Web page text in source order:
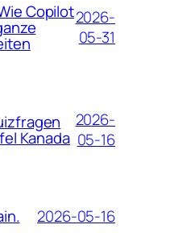
Copilot2026-
05-31
Kanada
2026-
05-16
2026-05-16